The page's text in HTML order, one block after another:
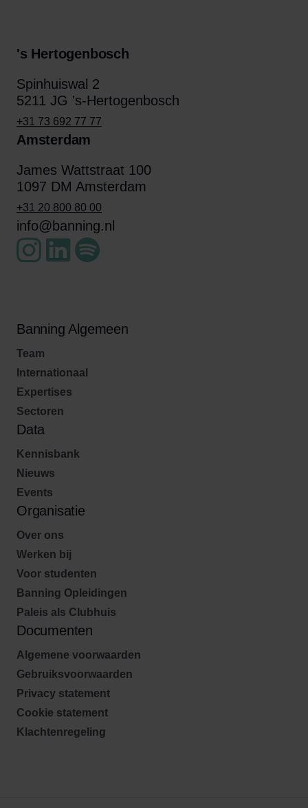
's Hertogenbosch
Spinhuiswal 2
5211 JG 's-Hertogenbosch
+31 73 692 77 77
Amsterdam
James Wattstraat 100
1097 DM Amsterdam
+31 20 800 80 00
info@banning.nl
Banning Algemeen
Team
Internationaal
Expertises
Sectoren
Data
Kennisbank
Nieuws
Events
Organisatie
Over ons
Werken bij
Voor studenten
Banning Opleidingen
Paleis als Clubhuis
Documenten
Algemene voorwaarden
Gebruiksvoorwaarden
Privacy statement
Cookie statement
Klachtenregeling